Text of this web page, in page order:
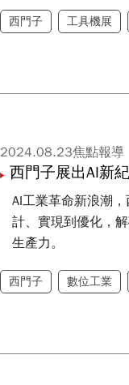
西門子 工具機展
2024.08.23焦點報導
西門子展出AI新
AI工業革命新浪潮
計、實現到優化，
生產力。
西門子 數位工業